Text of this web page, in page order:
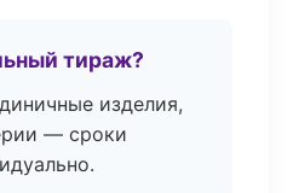
тираж?
изделия,
— сроки